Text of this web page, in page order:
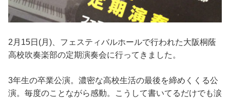
2月15日(月)、フェスティバルホールで行われた大阪桐蔭
高校吹奏楽部の定期演奏会に行ってきました。
3年生の卒業公演。濃密な高校生活の最後を締めくくる公
演。毎度のことながら感動。こうして書いてるだけでも涙